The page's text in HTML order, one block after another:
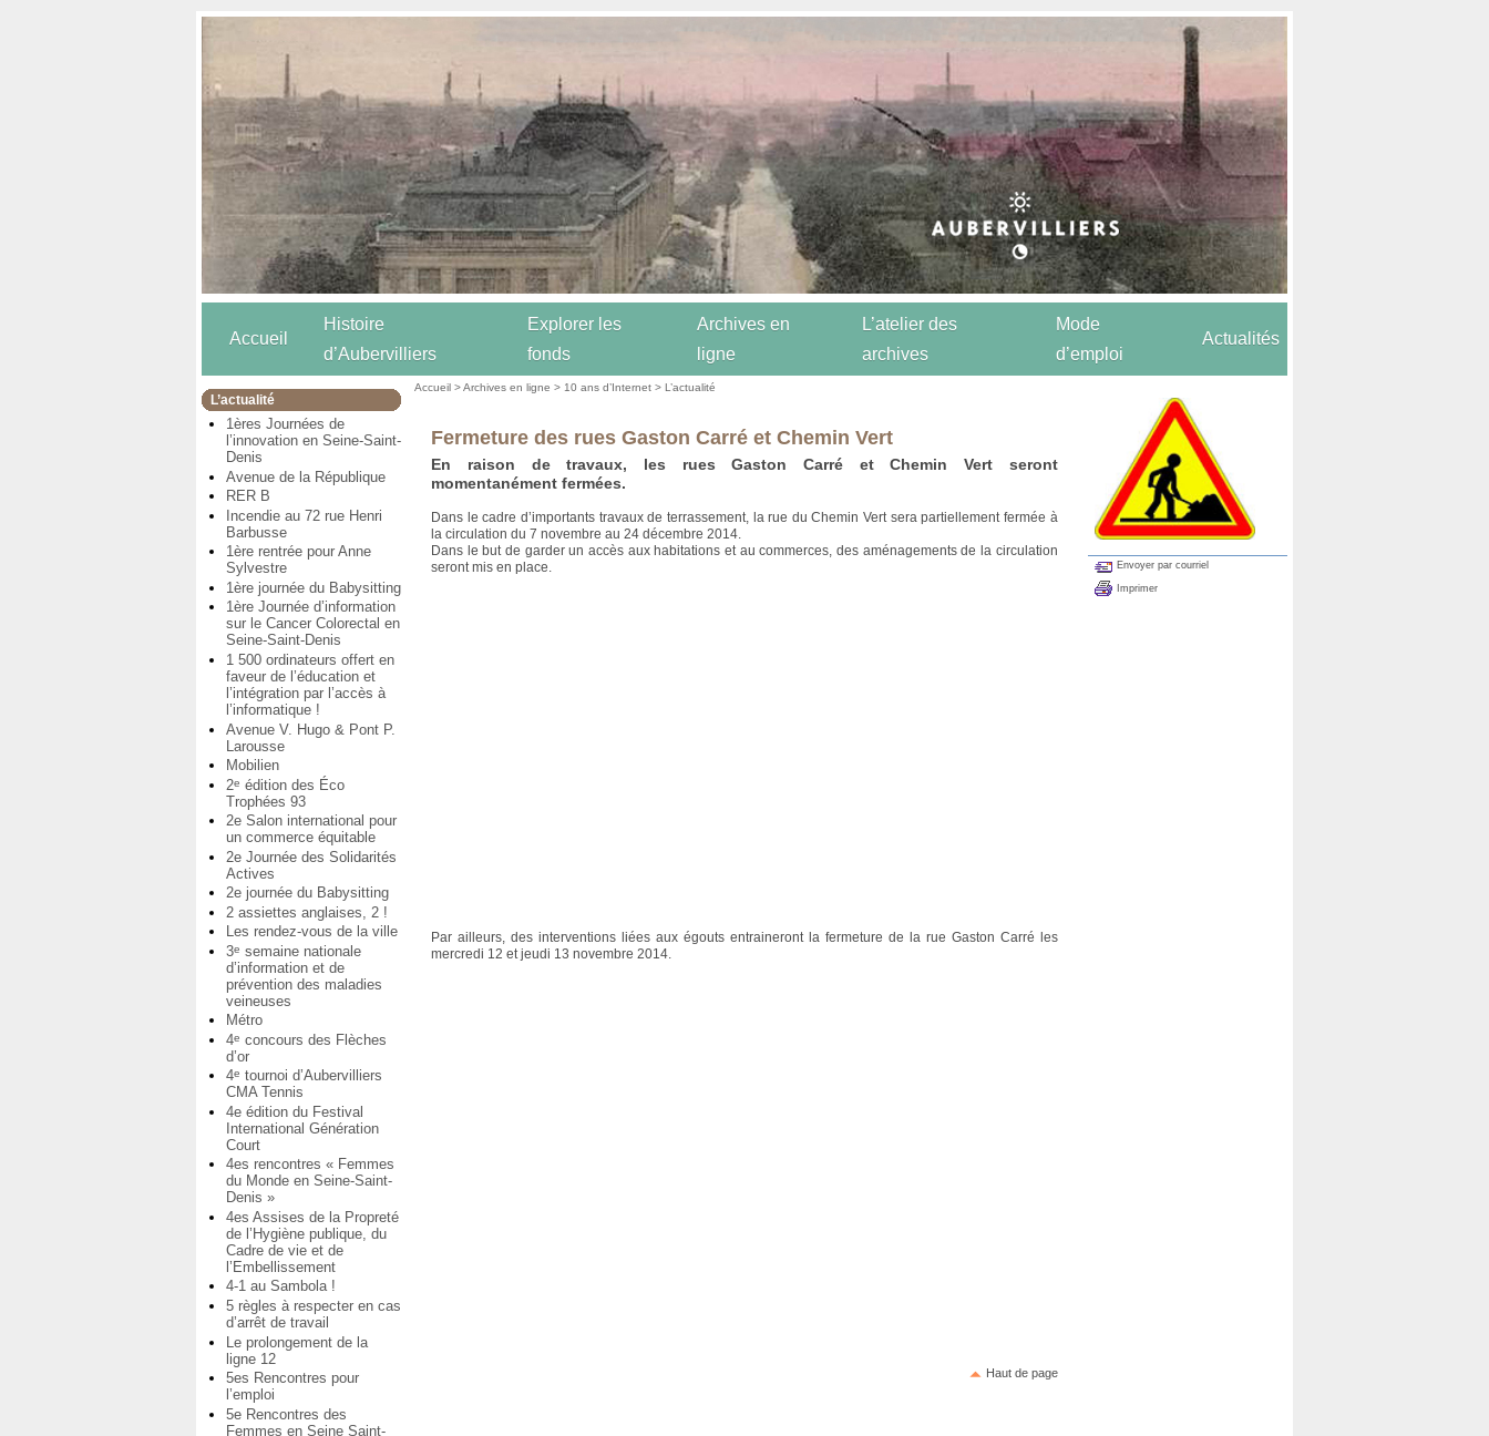
Accueil
Histoire
d’Aubervilliers
Explorer les
fonds
Archives en
ligne
L’atelier des
archives
Mode
d’emploi
Actualités
L’actualité
1ères Journées de
l’innovation en Seine-Saint-
Denis
Avenue de la République
RER B
Incendie au 72 rue Henri
Barbusse
1ère rentrée pour Anne
Sylvestre
1ère journée du Babysitting
1ère Journée d’information
sur le Cancer Colorectal en
Seine-Saint-Denis
1 500 ordinateurs offert en
faveur de l’éducation et
l’intégration par l’accès à
l’informatique !
Avenue V. Hugo & Pont P.
Larousse
Mobilien
2e édition des Éco
Trophées 93
2e Salon international pour
un commerce équitable
2e Journée des Solidarités
Actives
2e journée du Babysitting
2 assiettes anglaises, 2 !
Les rendez-vous de la ville
3e semaine nationale
d’information et de
prévention des maladies
veineuses
Métro
4e concours des Flèches
d’or
4e tournoi d’Aubervilliers
CMA Tennis
4e édition du Festival
International Génération
Court
4es rencontres « Femmes
du Monde en Seine-Saint-
Denis »
4es Assises de la Propreté
de l’Hygiène publique, du
Cadre de vie et de
l’Embellissement
4-1 au Sambola !
5 règles à respecter en cas
d’arrêt de travail
Le prolongement de la
ligne 12
5es Rencontres pour
l’emploi
5e Rencontres des
Femmes en Seine Saint-
Accueil >Archives en ligne > 10 ans d’Internet >L’actualité
Fermeture des rues Gaston Carré et Chemin Vert
En raison de travaux, les rues Gaston Carré et Chemin Vert seront
momentanément fermées.
Dans le cadre d’importants travaux de terrassement, la rue du Chemin Vert sera partiellement fermée à
la circulation du 7 novembre au 24 décembre 2014.
Dans le but de garder un accès aux habitations et au commerces, des aménagements de la circulation
seront mis en place.
Par ailleurs, des interventions liées aux égouts entraineront la fermeture de la rue Gaston Carré les
mercredi 12 et jeudi 13 novembre 2014.
Haut de page
Envoyer par courriel
Imprimer